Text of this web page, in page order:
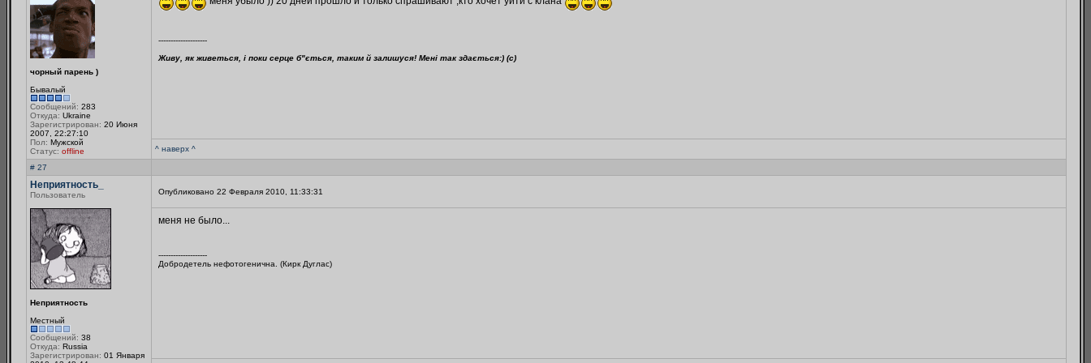
чорный парень )
Бывалый
Сообщений: 283
Откуда: Ukraine
Зарегистрирован: 20 Июня
2007, 22:27:10
Пол: Мужской
Статус: offline
--------------------
Живу, як живеться, і поки серце б"ється, таким й залишуся! Мені так здається:) (с)
^ наверх ^
# 27
Неприятность_
Пользователь
Неприятность
Местный
Сообщений: 38
Откуда: Russia
Зарегистрирован: 01 Января
Опубликовано 22 Февраля 2010, 11:33:31
меня не было...
--------------------
Добродетель нефотогенична. (Кирк Дуглас)